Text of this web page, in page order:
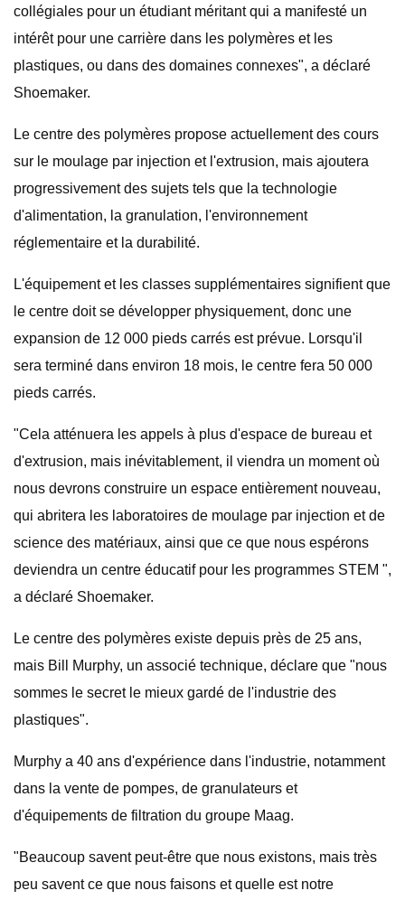
collégiales pour un étudiant méritant qui a manifesté un
intérêt pour une carrière dans les polymères et les
plastiques, ou dans des domaines connexes", a déclaré
Shoemaker.
Le centre des polymères propose actuellement des cours
sur le moulage par injection et l'extrusion, mais ajoutera
progressivement des sujets tels que la technologie
d'alimentation, la granulation, l'environnement
réglementaire et la durabilité.
L'équipement et les classes supplémentaires signifient que
le centre doit se développer physiquement, donc une
expansion de 12 000 pieds carrés est prévue. Lorsqu'il
sera terminé dans environ 18 mois, le centre fera 50 000
pieds carrés.
"Cela atténuera les appels à plus d'espace de bureau et
d'extrusion, mais inévitablement, il viendra un moment où
nous devrons construire un espace entièrement nouveau,
qui abritera les laboratoires de moulage par injection et de
science des matériaux, ainsi que ce que nous espérons
deviendra un centre éducatif pour les programmes STEM ",
a déclaré Shoemaker.
Le centre des polymères existe depuis près de 25 ans,
mais Bill Murphy, un associé technique, déclare que "nous
sommes le secret le mieux gardé de l'industrie des
plastiques".
Murphy a 40 ans d'expérience dans l'industrie, notamment
dans la vente de pompes, de granulateurs et
d'équipements de filtration du groupe Maag.
"Beaucoup savent peut-être que nous existons, mais très
peu savent ce que nous faisons et quelle est notre